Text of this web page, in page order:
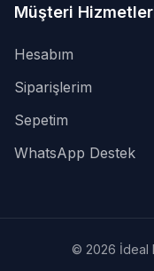
Müşteri
Hesabım
Siparişlerim
Sepetim
WhatsApp Destek
© 2026 İdeal